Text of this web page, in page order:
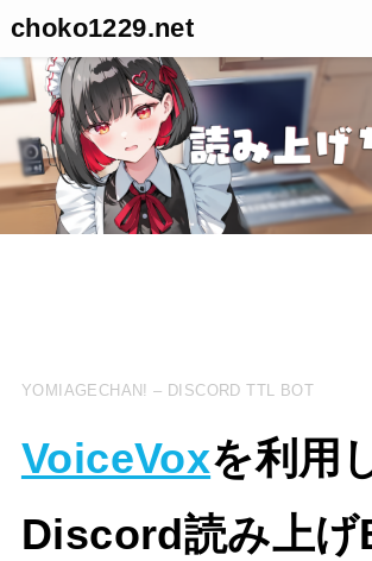
choko1229.net
YOMIAGECHAN! – DISCORD TTL BOT
VoiceVoxを利用
Discord読み上げ